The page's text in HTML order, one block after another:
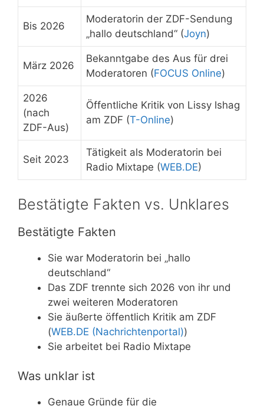
Bis 2026
Moderatorin der ZDF-Sendung
„hallo deutschland“ (Joyn)
März 2026
Bekanntgabe des Aus für drei
Moderatoren (FOCUS Online)
2026
(nach
ZDF-Aus)
Öffentliche Kritik von Lissy Ishag
am ZDF (T-Online)
Seit 2023
Tätigkeit als Moderatorin bei
Radio Mixtape (WEB.DE)
Bestätigte Fakten vs. Unklares
Bestätigte Fakten
Sie war Moderatorin bei „hallo
deutschland“
Das ZDF trennte sich 2026 von ihr und
zwei weiteren Moderatoren
Sie äußerte öffentlich Kritik am ZDF
(WEB.DE (Nachrichtenportal))
Sie arbeitet bei Radio Mixtape
Was unklar ist
Genaue Gründe für die